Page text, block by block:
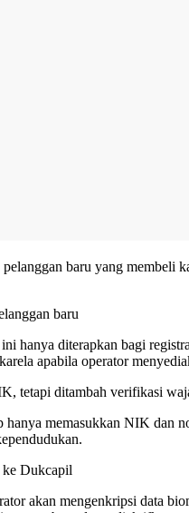
baru yang membeli
baru
hanya diterapkan bagi
apabila operator
tetapi ditambah verifikasi
hanya memasukkan NIK dan
Dukcapil
akan mengenkripsi data